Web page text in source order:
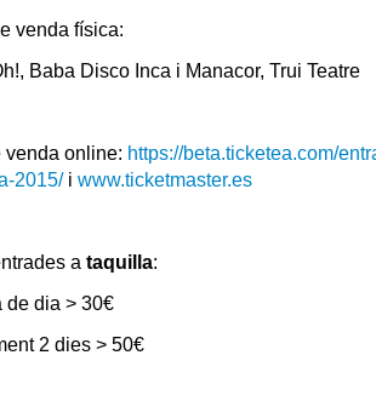
venda física:
Baba Disco Inca i Manacor, Trui Teatre
venda online: https://beta.ticketea.com/
2015/i www.ticketmaster.es
a taquilla:
de dia > 30€
2 dies > 50€